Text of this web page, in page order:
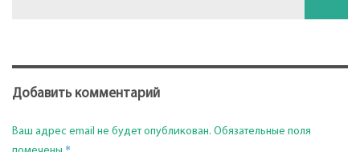
Добавить комментарий
Ваш адрес email не будет опубликован. Обязательные поля
*